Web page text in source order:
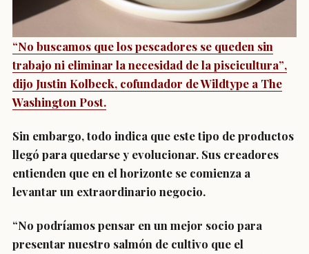
“No buscamos que los pescadores se queden sin
trabajo ni eliminar la necesidad de la piscicultura”,
dijo Justin Kolbeck, cofundador de Wildtype a The
Washington Post.
Sin embargo, todo indica que este tipo de productos
llegó para quedarse y evolucionar. Sus creadores
entienden que en el horizonte se comienza a
levantar un extraordinario negocio.
“No podríamos pensar en un mejor socio para
presentar nuestro salmón de cultivo que el